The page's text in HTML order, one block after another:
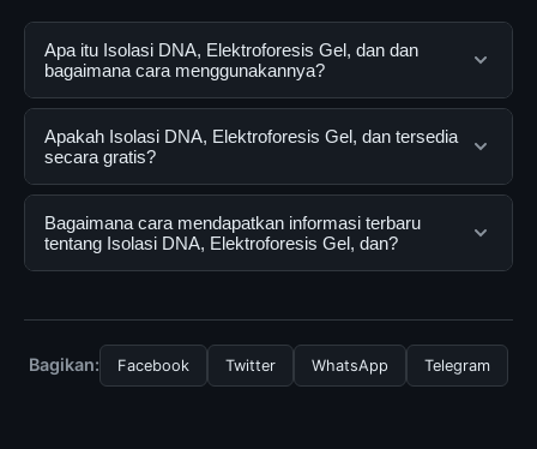
Apa itu Isolasi DNA, Elektroforesis Gel, dan dan
bagaimana cara menggunakannya?
Isolasi DNA, Elektroforesis Gel, dan adalah layanan
digital yang dirancang untuk membantu pengguna
mendapatkan informasi lengkap dan terpercaya. Anda
dapat menggunakannya dengan mengunjungi situs
resmi dan mengikuti panduan yang tersedia.
Apakah Isolasi DNA, Elektroforesis Gel, dan tersedia
secara gratis?
Ya, Isolasi DNA, Elektroforesis Gel, dan dapat diakses
secara gratis oleh semua pengguna. Tidak ada biaya
tersembunyi atau langganan yang diperlukan untuk
Bagaimana cara mendapatkan informasi terbaru
tentang Isolasi DNA, Elektroforesis Gel, dan?
halaman resmi kami secara berkala. Kami selalu
memperbarui konten dengan informasi terkini dan
Bagikan: Facebook Twitter WhatsApp Telegram